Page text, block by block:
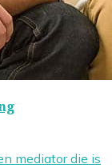
mediator die is